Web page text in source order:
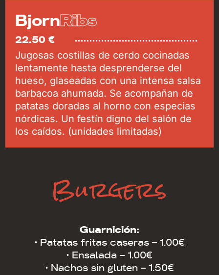
BjornRibs
22.50 €
Jugosas costillas de cerdo cocinadas
lentamente hasta desprenderse del
hueso, glaseadas con una intensa salsa
barbacoa ahumada. Se acompañan de
patatas doradas al horno con especias
nórdicas. Un festín digno del salón de
los caídos. (unidades limitadas)
Burgers
Guarnición:
· Patatas fritas caseras – 1.00€
· Ensalada – 1.00€
· Nachos sin gluten – 1.50€